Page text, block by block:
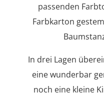
passenden
Farbkarton
In drei Lagen
eine wunderbar
noch eine kleine